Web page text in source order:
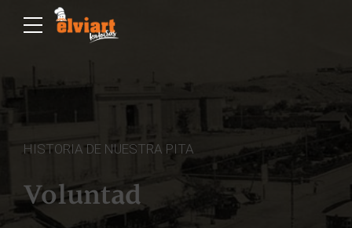
HISTORIA DE NUESTRA PITA
Voluntad